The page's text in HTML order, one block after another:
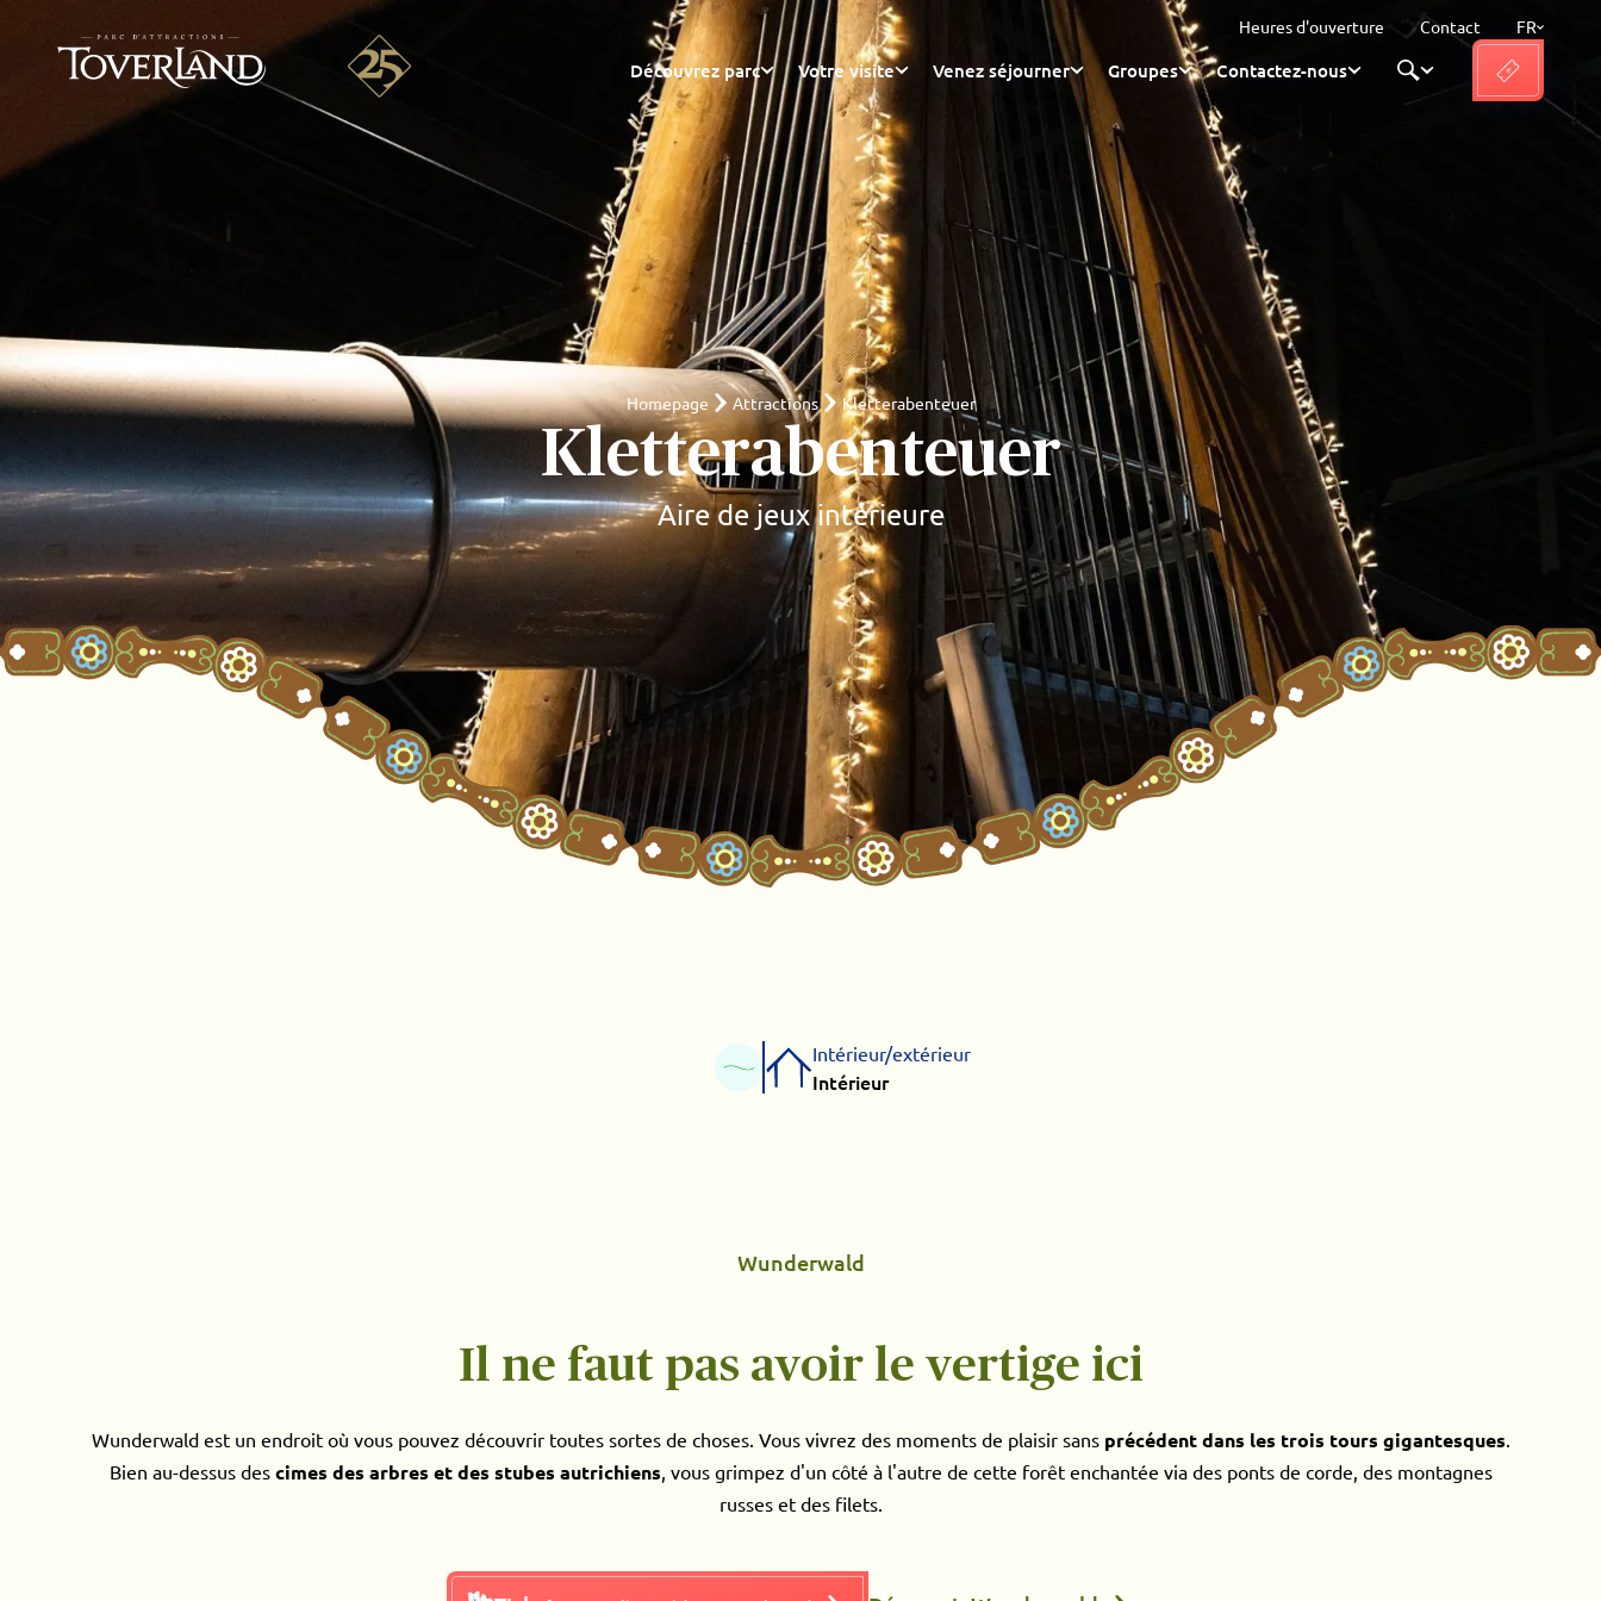
Heures d'ouverture Contact FR
Découvrez parc Votre visite Venez séjourner Groupes Contactez-nous
Homepage Attractions Kletterabenteuer
Kletterabenteuer
Aire de jeux intérieure
Intérieur/extérieur
Intérieur
Wunderwald
Il ne faut pas avoir le vertige ici
Wunderwald est un endroit où vous pouvez découvrir toutes sortes de choses. Vous vivrez des moments de plaisir sans précédent dans les trois tours gigantesques.
Bien au-dessus des cimes des arbres et des stubes autrichiens, vous grimpez d'un côté à l'autre de cette forêt enchantée via des ponts de corde, des montagnes
russes et des filets.